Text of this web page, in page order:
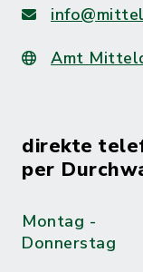
Amt
direkte
per
Montag -
Donnerstag